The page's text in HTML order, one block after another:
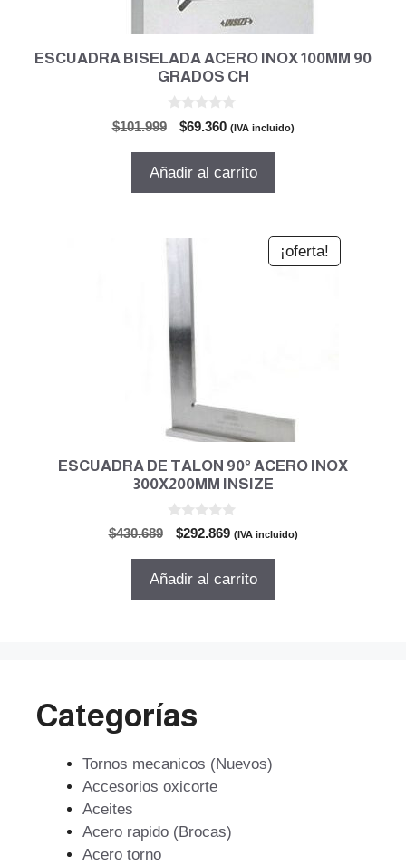
ESCUADRA BISELADA ACERO INOX 100MM 90
GRADOS CH
$101.999
El
original
$69.360El
actual
(IVA incluido)
Añadir al carrito
¡oferta!
ESCUADRA DE TALON 90º ACERO INOX
300X200MM INSIZE
$430.689
El
original
$292.869El
actual
(IVA incluido)
Añadir al carrito
Categorías
Tornos mecanicos (Nuevos)
Accesorios oxicorte
Aceites
Acero rapido (Brocas)
Acero torno